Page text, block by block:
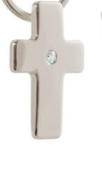
pueden
página